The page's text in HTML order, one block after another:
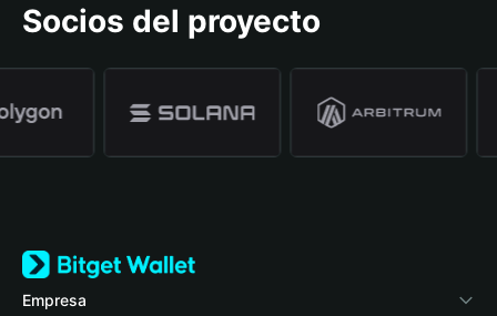
Socios del proyecto
Empresa